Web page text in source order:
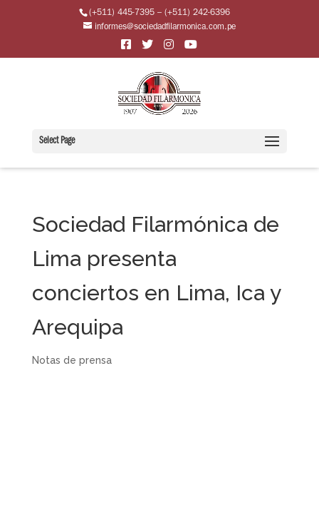
(+511) 445-7395 – (+511) 242-6396
informes@sociedadfilarmonica.com.pe
Select Page
Sociedad Filarmónica de
Lima presenta
conciertos en Lima, Ica y
Arequipa
Notas de prensa